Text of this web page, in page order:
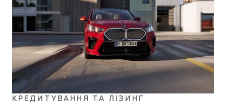
КРЕДИТУВАННЯ ТА ЛІЗИНГ